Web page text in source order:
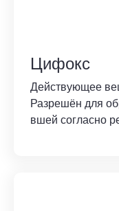
Цифокс
Действующее
Разрешён для
вшей согласно